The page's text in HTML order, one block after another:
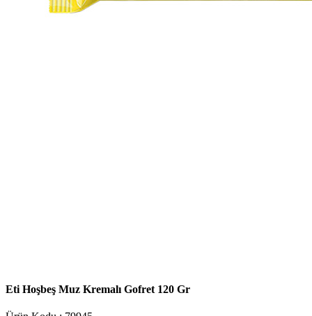
Eti Hoşbeş Muz Kremalı Gofret 120 Gr